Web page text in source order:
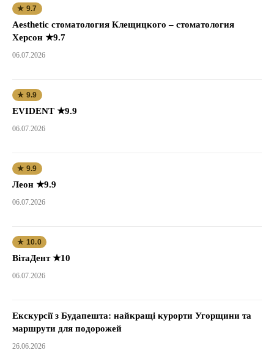
★ 9.7
Aesthetic стоматология Клещицкого – стоматология
Херсон ★9.7
06.07.2026
★ 9.9
EVIDENT ★9.9
06.07.2026
★ 9.9
Леон ★9.9
06.07.2026
★ 10.0
ВітаДент ★10
06.07.2026
Екскурсії з Будапешта: найкращі курорти Угорщини та
маршрути для подорожей
26.06.2026